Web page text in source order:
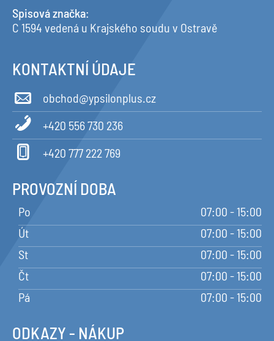
Spisová značka:
C 1594 vedená u Krajského soudu v Ostravě
KONTAKTNÍ ÚDAJE
obchod@ypsilonplus.cz
+420 556 730 236
+420 777 222 769
PROVOZNÍ DOBA
Po
07:00 - 15:00
Út
07:00 - 15:00
St
07:00 - 15:00
Čt
07:00 - 15:00
Pá
07:00 - 15:00
ODKAZY - NÁKUP